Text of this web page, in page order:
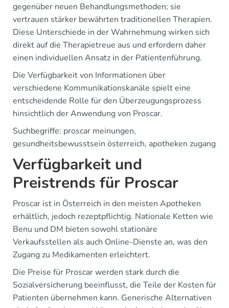
gegenüber neuen Behandlungsmethoden; sie
vertrauen stärker bewährten traditionellen Therapien.
Diese Unterschiede in der Wahrnehmung wirken sich
direkt auf die Therapietreue aus und erfordern daher
einen individuellen Ansatz in der Patientenführung.
Die Verfügbarkeit von Informationen über
verschiedene Kommunikationskanäle spielt eine
entscheidende Rolle für den Überzeugungsprozess
hinsichtlich der Anwendung von Proscar.
Suchbegriffe: proscar meinungen,
gesundheitsbewusstsein österreich, apotheken zugang
Verfügbarkeit und
Preistrends für Proscar
Proscar ist in Österreich in den meisten Apotheken
erhältlich, jedoch rezeptpflichtig. Nationale Ketten wie
Benu und DM bieten sowohl stationäre
Verkaufsstellen als auch Online-Dienste an, was den
Zugang zu Medikamenten erleichtert.
Die Preise für Proscar werden stark durch die
Sozialversicherung beeinflusst, die Teile der Kosten für
Patienten übernehmen kann. Generische Alternativen